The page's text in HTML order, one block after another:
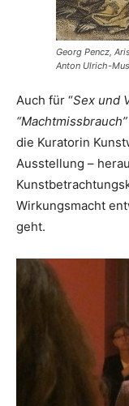
Georg Pencz,
Anton Ulrich-
Auch für “Sex und
“Machtmissbrauch”
die Kuratorin
Ausstellung –
Wirkungsmacht
geht.